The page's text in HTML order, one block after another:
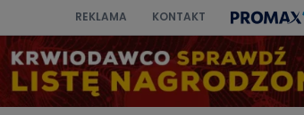
REKLAMA KONTAKT